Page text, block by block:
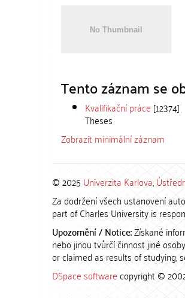
Tento záznam se
Kvalifikační práce [12374]
Theses
Zobrazit minimální záznam
© 2025 Univerzita Karlova,
Za dodržení všech ustanovení
part of Charles University is
Upozornění / Notice:Získané
nebo jinou tvůrčí činnost jiné
or claimed as results of studying,
DSpace softwarecopyright ©